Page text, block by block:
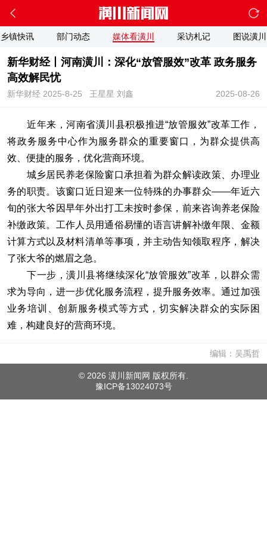
乡镇快讯 部门动态 媒体看潢川 采访札记 图说潢川
新华财经丨河南潢川：深化“放管服效”改革 政务服务
高效解民忧
2025-08-26
新华财经 2025-8-25 王星星 刘鑫
近年来，河南省潢川县积极推进“放管服效”改革工作，
将政务服务中心作为服务群众的重要窗口，为群众提供高
效、便捷的服务，优化营商环境。
城乡居民养老保险窗口承担着为群众解读政策、办理业
务的职责。该窗口近日迎来一位特殊的办事群众——年近六
旬的张大爷因早年外出打工未按时参保，前来咨询养老保险
补缴政策。工作人员用通俗易懂的语言讲解补缴年限、金额
计算方式以及材料清单等事项，并主动告知领取程序，解决
了张大爷的燃眉之急。
下一步，潢川县将继续深化“放管服效”改革，以群众需
求为导向，进一步优化服务流程，提升服务效率。通过加强
业务培训、创新服务模式等方式，切实解决群众的实际困
难，构建良好的营商环境。
编辑：吴禹哲
© 2026 潢川新闻网 版权所有.
豫ICP备13024073号